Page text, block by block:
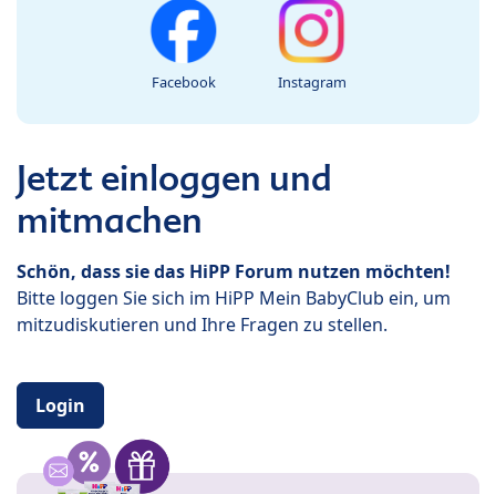
Facebook Instagram
Jetzt einloggen und
mitmachen
Schön, dass sie das HiPP Forum nutzen möchten!
Bitte loggen Sie sich im HiPP Mein BabyClub ein, um
mitzudiskutieren und Ihre Fragen zu stellen.
Login